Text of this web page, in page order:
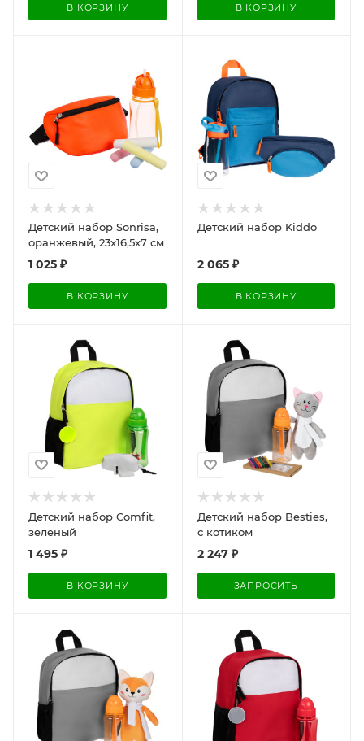
В КОРЗИНУ В КОРЗИНУ
Детский набор Sonrisa,
оранжевый, 23x16,5x7 см
1 025 ₽
В КОРЗИНУ
Детский набор Kiddo
2 065₽
В КОРЗИНУ
Детский набор Comfit,
зеленый
1 495 ₽
В КОРЗИНУ
Детский набор Besties,
с котиком
2 247₽
ЗАПРОСИТЬ